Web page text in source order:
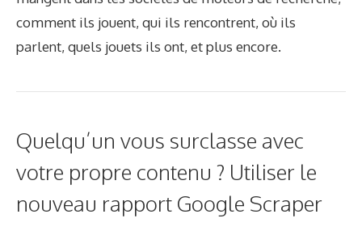
comment ils jouent, qui ils rencontrent, où ils
parlent, quels jouets ils ont, et plus encore.
Quelqu’un vous surclasse avec
votre propre contenu ? Utiliser le
nouveau rapport Google Scraper